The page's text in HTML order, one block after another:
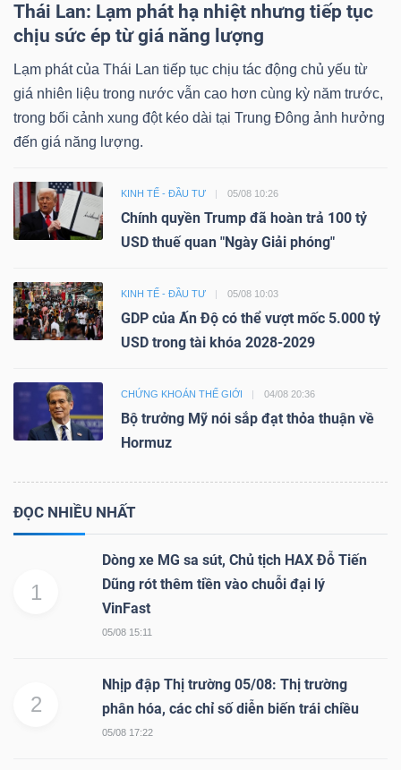
Thái Lan: Lạm phát hạ nhiệt nhưng tiếp tục
chịu sức ép từ giá năng lượng
Lạm phát của Thái Lan tiếp tục chịu tác động chủ yếu từ
giá nhiên liệu trong nước vẫn cao hơn cùng kỳ năm trước,
trong bối cảnh xung đột kéo dài tại Trung Đông ảnh hưởng
đến giá năng lượng.
KINH TẾ - ĐẦU TƯ 05/08 10:26
Chính quyền Trump đã hoàn trả 100 tỷ
USD thuế quan "Ngày Giải phóng"
KINH TẾ - ĐẦU TƯ 05/08 10:03
GDP của Ấn Độ có thể vượt mốc 5.000 tỷ
USD trong tài khóa 2028-2029
CHỨNG KHOÁN THẾ GIỚI 04/08 20:36
Bộ trưởng Mỹ nói sắp đạt thỏa thuận về
Hormuz
ĐỌC NHIỀU NHẤT
1
Dòng xe MG sa sút, Chủ tịch HAX Đỗ Tiến
Dũng rót thêm tiền vào chuỗi đại lý
VinFast
05/08 15:11
2
Nhịp đập Thị trường 05/08: Thị trường
phân hóa, các chỉ số diễn biến trái chiều
05/08 17:22